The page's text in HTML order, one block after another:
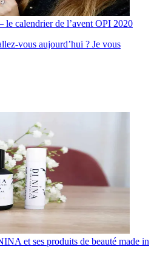
calendrier de l’avent OPI 2020
vous aujourd’hui ? Je vous
et ses produits de beauté made in